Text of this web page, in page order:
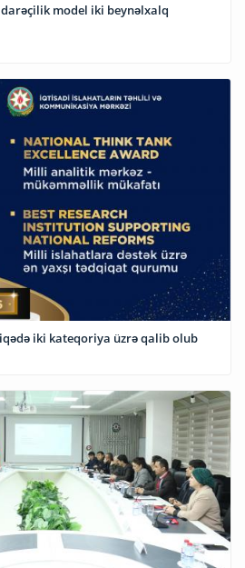
model iki beynəlxalq
iki kateqoriya üzrə qalib olub